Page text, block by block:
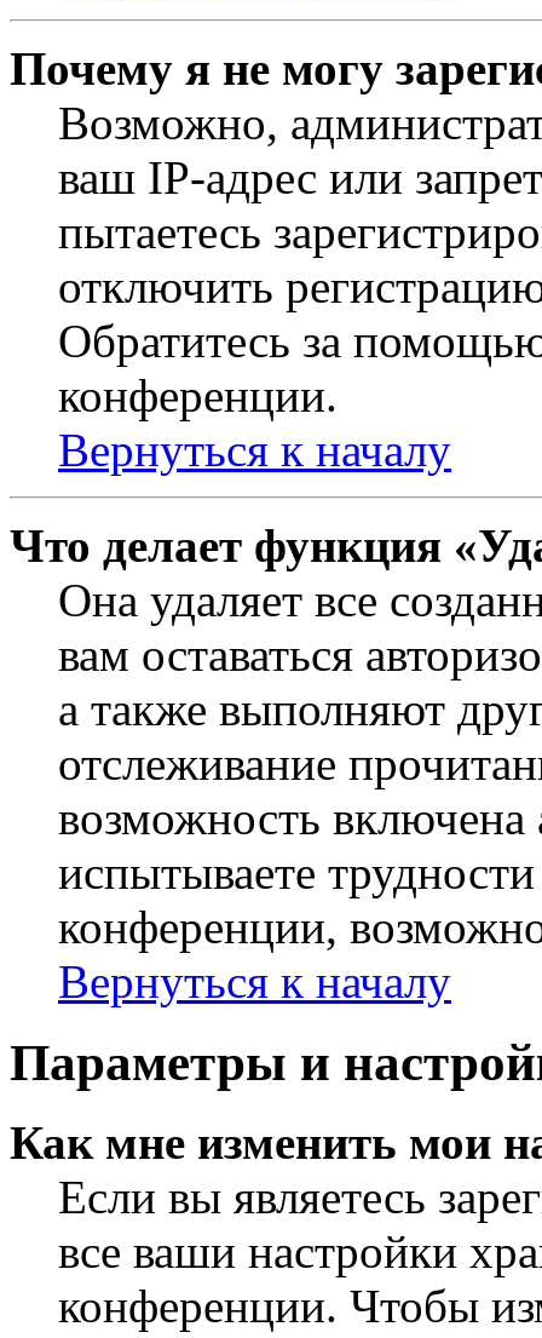
Почему я не могу
Возможно,
ваш IP-адрес или
пытаетесь
отключить
Обратитесь за
конференции.
Вернуться к началу
Что делает функция
Она удаляет все
вам оставаться
а также выполняют
отслеживание
возможность
испытываете
конференции,
Вернуться к началу
Параметры и
Как мне изменить мои
Если вы являетесь
все ваши настройки
конференции. Чтобы